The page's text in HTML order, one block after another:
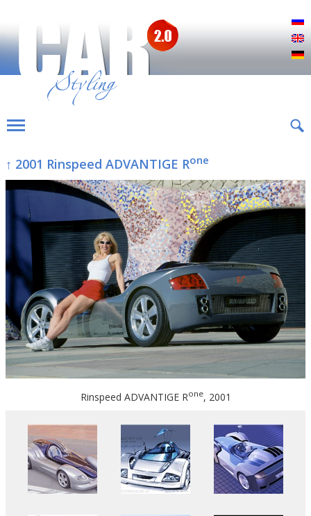
↑ 2001 Rinspeed ADVANTIGE Rone
Rinspeed ADVANTIGE Rone, 2001